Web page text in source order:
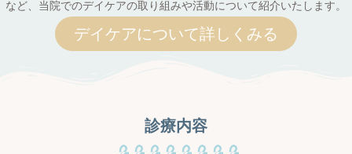
など、当院でのデイケアの取り組みや活動について紹介いたします。
デイケアについて詳しくみる
診療内容